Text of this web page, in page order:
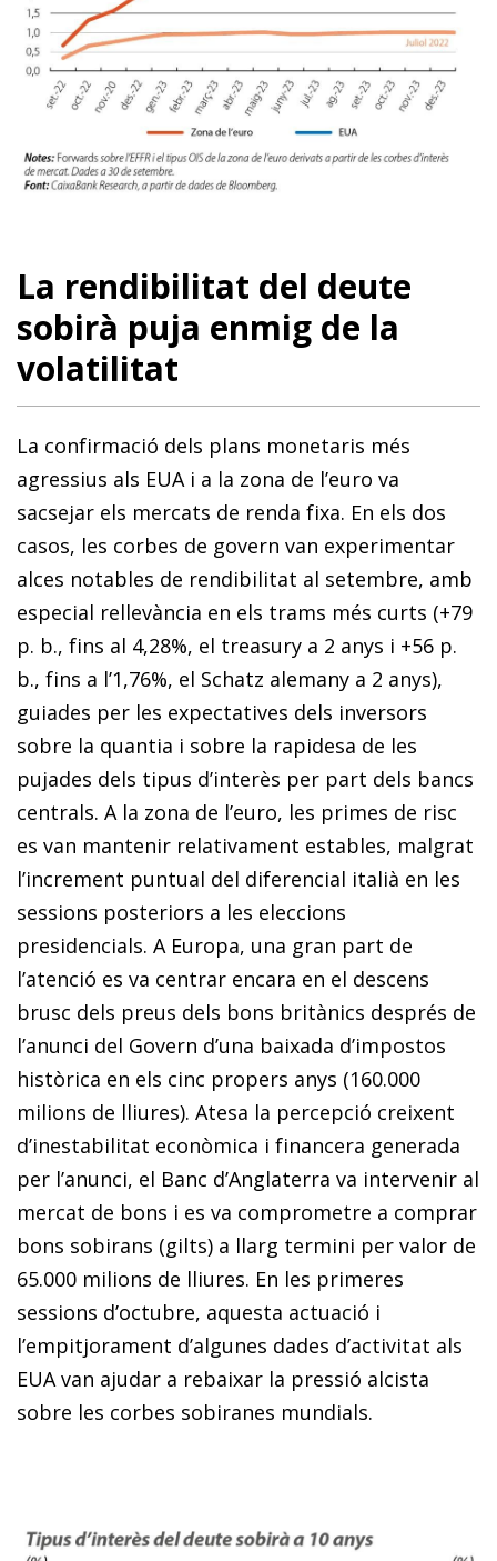
La rendibilitat del deute
sobirà puja enmig de la
volatilitat
La confirmació dels plans monetaris més
agressius als EUA i a la zona de l’euro va
sacsejar els mercats de renda fixa. En els dos
casos, les corbes de govern van experimentar
alces notables de rendibilitat al setembre, amb
especial rellevància en els trams més curts (+79
p. b., fins al 4,28%, el treasury a 2 anys i +56 p.
b., fins a l’1,76%, el Schatz alemany a 2 anys),
guiades per les ex­­pectatives dels inversors
sobre la quantia i sobre la rapidesa de les
pujades dels tipus d’interès per part dels bancs
centrals. A la zona de l’euro, les primes de risc
es van mantenir relativament estables, malgrat
l’increment puntual del diferencial italià en les
sessions posteriors a les eleccions
presidencials. A Europa, una gran part de
l’atenció es va centrar encara en el descens
brusc dels preus dels bons britànics després de
l’anunci del Govern d’una baixada d’impostos
històrica en els cinc propers anys (160.000
milions de lliures). Atesa la percepció creixent
d’inestabilitat econòmica i financera generada
per l’anunci, el Banc d’Anglaterra va intervenir al
mercat de bons i es va comprometre a comprar
bons sobirans (gilts) a llarg termini per valor de
65.000 milions de lliures. En les primeres
sessions d’octubre, aquesta actuació i
l’empitjorament d’algunes dades d’activitat als
EUA van ajudar a rebaixar la pressió alcista
sobre les corbes sobiranes mundials.